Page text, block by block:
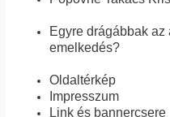
Egyre drágábbak az
emelkedés?
Oldaltérkép
Impresszum
Link és bannercsere